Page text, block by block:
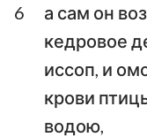
6
а сам он
кедровое
иссоп, и
крови
водою,